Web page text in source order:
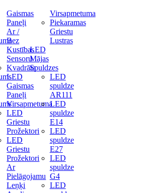
Gaismas
Paneļi
Ar /
Bez
Kustības
Sensoru
Kvadrāta
LED
Gaismas
Paneļi
Virsapmetuma
LED
Griestu
Prožektori
LED
Griestu
Prožektori
Ar
Pielāgojamu
Leņķi
Virsapmetuma
Piekaramas
Griestu
Lustras
LED
Mājas
Spuldzes
LED
spuldze
AR111
LED
spuldze
E14
LED
spuldze
E27
LED
spuldze
G4
LED